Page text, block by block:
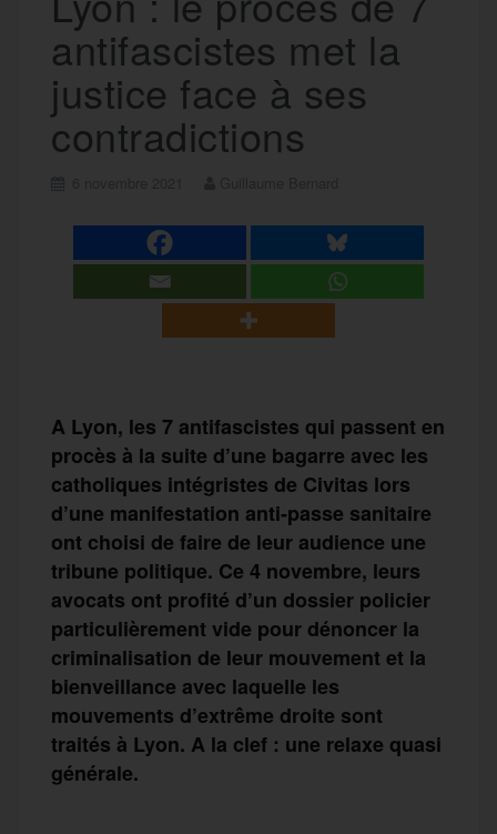
antifascistes met la
justice face à ses
contradictions
A Lyon, les 7 antifascistes qui passent en
procès à la suite d’une bagarre avec les
catholiques intégristes de Civitas lors
d’une manifestation anti-passe sanitaire
ont choisi de faire de leur audience une
tribune politique. Ce 4 novembre, leurs
avocats ont profité d’un dossier policier
particulièrement vide pour dénoncer la
criminalisation de leur mouvement et la
bienveillance avec laquelle les
mouvements d’extrême droite sont
traités à Lyon. A la clef : une relaxe quasi
générale.